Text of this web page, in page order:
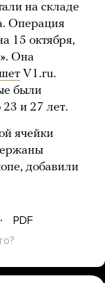
на складе
Операция
15 октября,
Она
V1.ru.
были
и 27 лет.
ячейки
добавили
PDF